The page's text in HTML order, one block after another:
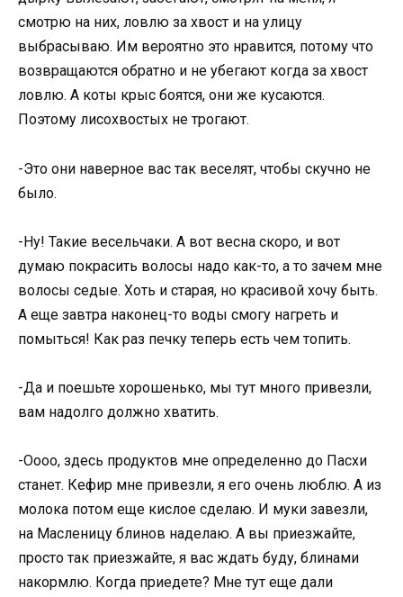
смотрю на них, ловлю за хвост и на улицу
выбрасываю. Им вероятно это нравится, потому что
возвращаются обратно и не убегают когда за хвост
ловлю. А коты крыс боятся, они же кусаются.
Поэтому лисохвостых не трогают.
-Это они наверное вас так веселят, чтобы скучно не
было.
-Ну! Такие весельчаки. А вот весна скоро, и вот
думаю покрасить волосы надо как-то, а то зачем мне
волосы седые. Хоть и старая, но красивой хочу быть.
А еще завтра наконец-то воды смогу нагреть и
помыться! Как раз печку теперь есть чем топить.
-Да и поешьте хорошенько, мы тут много привезли,
вам надолго должно хватить.
-Оооо, здесь продуктов мне определенно до Пасхи
станет. Кефир мне привезли, я его очень люблю. А из
молока потом еще кислое сделаю. И муки завезли,
на Масленицу блинов наделаю. А вы приезжайте,
просто так приезжайте, я вас ждать буду, блинами
накормлю. Когда приедете? Мне тут еще дали